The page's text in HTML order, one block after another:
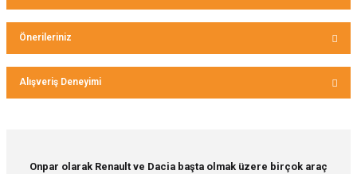
Bu ürüne ilk yorumu siz yapın!
Ürün hakkında henüz soru sorulmamış.
Önerileriniz
Bu ürünün fiyat bilgisi, resim, ürün açıklamalarında ve diğer
konularda yetersiz gördüğünüz noktaları öneri formunu
Ürün resmi kalitesiz, bozuk veya görüntülenemiyor.
Alışveriş Deneyimi
Onpar olarak Renault ve Dacia başta olmak üzere birçok araç